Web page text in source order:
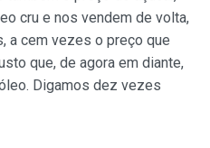
cru e nos vendem de volta,
a cem vezes o preço que
que, de agora em diante,
Digamos dez vezes